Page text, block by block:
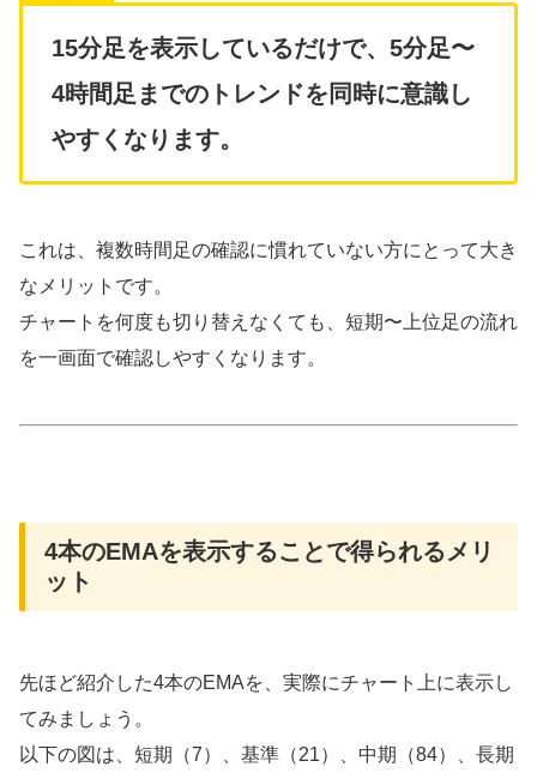
15分足を表示しているだけで、5分足〜
4時間足までのトレンドを同時に意識し
やすくなります。
これは、複数時間足の確認に慣れていない方にとって大き
なメリットです。
チャートを何度も切り替えなくても、短期〜上位足の流れ
を一画面で確認しやすくなります。
4本のEMAを表示することで得られるメリ
ット
先ほど紹介した4本のEMAを、実際にチャート上に表示し
てみましょう。
以下の図は、短期（7）、基準（21）、中期（84）、長期